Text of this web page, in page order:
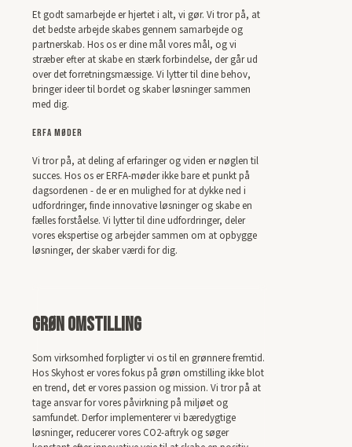
Et godt samarbejde er hjertet i alt, vi gør. Vi tror på, at
det bedste arbejde skabes gennem samarbejde og
partnerskab. Hos os er dine mål vores mål, og vi
stræber efter at skabe en stærk forbindelse, der går ud
over det forretningsmæssige. Vi lytter til dine behov,
bringer ideer til bordet og skaber løsninger sammen
med dig.
ERFA Møder
Vi tror på, at deling af erfaringer og viden er nøglen til
succes. Hos os er ERFA-møder ikke bare et punkt på
dagsordenen - de er en mulighed for at dykke ned i
udfordringer, finde innovative løsninger og skabe en
fælles forståelse. Vi lytter til dine udfordringer, deler
vores ekspertise og arbejder sammen om at opbygge
løsninger, der skaber værdi for dig.
Grøn omstilling
Som virksomhed forpligter vi os til en grønnere fremtid.
Hos Skyhost er vores fokus på grøn omstilling ikke blot
en trend, det er vores passion og mission. Vi tror på at
tage ansvar for vores påvirkning på miljøet og
samfundet. Derfor implementerer vi bæredygtige
løsninger, reducerer vores CO2-aftryk og søger